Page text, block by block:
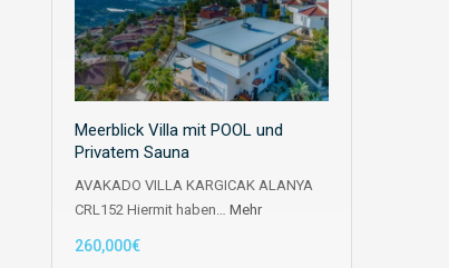
Meerblick Villa mit POOL und
Privatem Sauna
AVAKADO VILLA KARGICAK ALANYA
CRL152 Hiermit haben… Mehr
260,000€